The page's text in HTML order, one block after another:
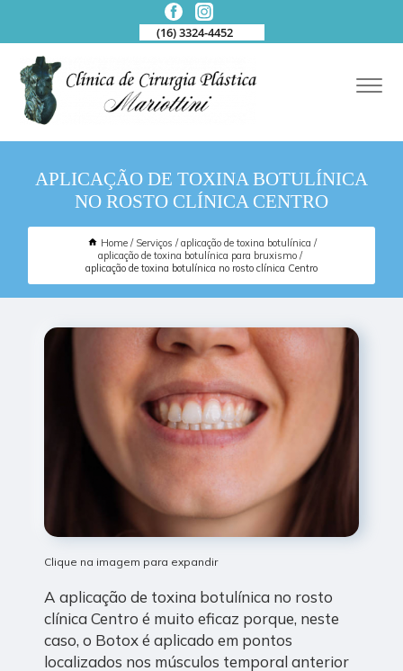
(16) 3324-4452
APLICAÇÃO DE TOXINA BOTULÍNICA
NO ROSTO CLÍNICA CENTRO
Home Serviços
aplicação de toxina botulínica
aplicação de toxina botulínica para bruxismo
aplicação de toxina botulínica no rosto clínica Centro
Clique na imagem para expandir
A aplicação de toxina botulínica no rosto
clínica Centro é muito eficaz porque, neste
caso, o Botox é aplicado em pontos
localizados nos músculos temporal anterior